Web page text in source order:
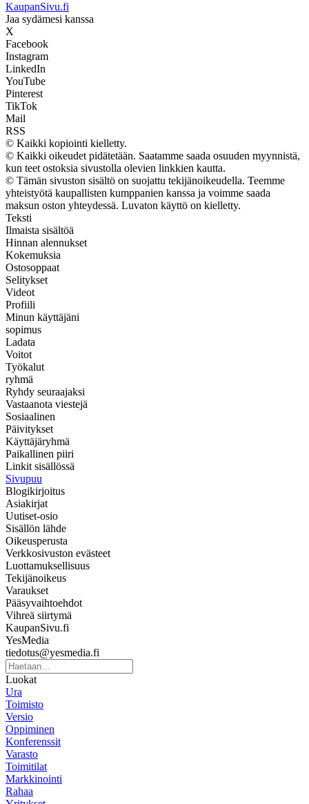
KaupanSivu.fi
Jaa sydämesi kanssa
X
Facebook
Instagram
LinkedIn
YouTube
Pinterest
TikTok
Mail
RSS
© Kaikki kopiointi kielletty.
© Kaikki oikeudet pidätetään. Saatamme saada osuuden myynnistä,
kun teet ostoksia sivustolla olevien linkkien kautta.
© Tämän sivuston sisältö on suojattu tekijänoikeudella. Teemme
yhteistyötä kaupallisten kumppanien kanssa ja voimme saada
maksun oston yhteydessä. Luvaton käyttö on kielletty.
Teksti
Ilmaista sisältöä
Hinnan alennukset
Kokemuksia
Ostosoppaat
Selitykset
Videot
Profiili
Minun käyttäjäni
sopimus
Ladata
Voitot
Työkalut
ryhmä
Ryhdy seuraajaksi
Vastaanota viestejä
Sosiaalinen
Päivitykset
Käyttäjäryhmä
Paikallinen piiri
Linkit sisällössä
Sivupuu
Blogikirjoitus
Asiakirjat
Uutiset-osio
Sisällön lähde
Oikeusperusta
Verkkosivuston evästeet
Luottamuksellisuus
Tekijänoikeus
Varaukset
Pääsyvaihtoehdot
Vihreä siirtymä
KaupanSivu.fi
YesMedia
tiedotus@yesmedia.fi
Luokat
Ura
Toimisto
Versio
Oppiminen
Konferenssit
Varasto
Toimitilat
Markkinointi
Rahaa